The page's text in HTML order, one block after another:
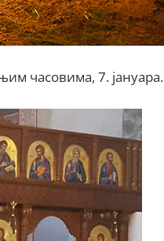
часовима, 7. јануара.